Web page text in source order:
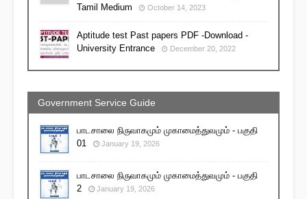
Tamil Medium
October 14, 2023
Aptitude test Past papers PDF -Download -
University Entrance
December 20, 2022
Government Service Guide
பாடசாலை நிருவாகமும் முகாமைத்துவமும் - பகுதி
01
January 19, 2026
பாடசாலை நிருவாகமும் முகாமைத்துவமும் - பகுதி
2
January 19, 2026